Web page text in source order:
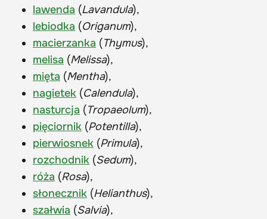
lawenda (Lavandula),
lebiodka (Origanum),
macierzanka (Thymus),
melisa (Melissa),
mięta (Mentha),
nagietek (Calendula),
nasturcja (Tropaeolum),
pięciornik (Potentilla),
pierwiosnek (Primula),
rozchodnik (Sedum),
róża (Rosa),
słonecznik (Helianthus),
szałwia (Salvia),